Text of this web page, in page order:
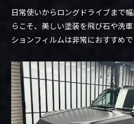
日常使いからロングドライブまで
らこそ、美しい塗装を飛び石や洗
ションフィルムは非常におすすめで